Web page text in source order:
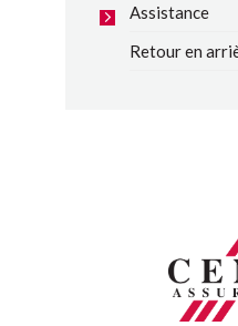
Assistance
Retour en